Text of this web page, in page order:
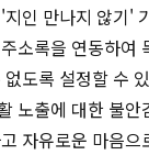
인 만나지 않기'
소록을 연동하여
도록 설정할 수
노출에 대한 불
자유로운 마음